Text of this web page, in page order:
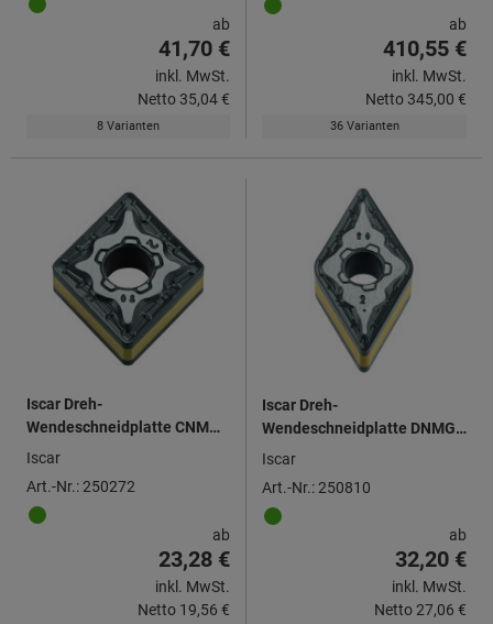
ab
41,70 €
inkl. MwSt.
Netto 35,04 €
8 Varianten
ab
410,55 €
inkl. MwSt.
Netto 345,00 €
36 Varianten
Iscar Dreh-
Wendeschneidplatte CNMG
120412, für mittlere
Iscar
Art.-Nr.: 250272
ab
23,28 €
inkl. MwSt.
Netto 19,56 €
Iscar Dreh-
Wendeschneidplatte DNMG
150608, für mittlere
Iscar
Art.-Nr.: 250810
ab
32,20 €
inkl. MwSt.
Netto27,06 €